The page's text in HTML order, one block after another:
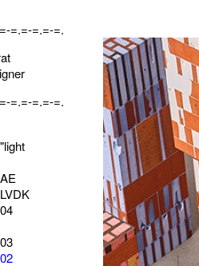
=.=-=.=-=.
=.=-=.=-=.